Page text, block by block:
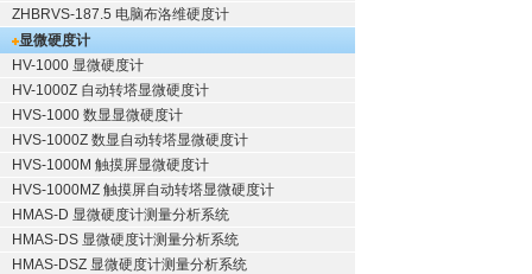
ZHBRVS-187.5 电脑布洛维硬度计
显微硬度计
HV-1000 显微硬度计
HV-1000Z 自动转塔显微硬度计
HVS-1000 数显显微硬度计
HVS-1000Z 数显自动转塔显微硬度计
HVS-1000M 触摸屏显微硬度计
HVS-1000MZ 触摸屏自动转塔显微硬度计
HMAS-D 显微硬度计测量分析系统
HMAS-DS 显微硬度计测量分析系统
HMAS-DSZ 显微硬度计测量分析系统